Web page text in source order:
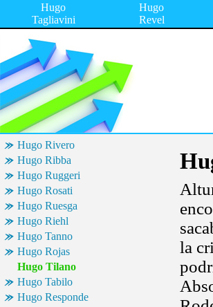
Hugo
Tagliavini
Hugo
Revel
Hugo Rivero
Hugo Ribba
Hugo Ruggeri
Hugo Rosati
Hugo Ruesga
Hugo Riehl
Hugo Tanno
Hugo Rojas
Hugo Tilano
Hugo Tabilo
Hugo Responde
la